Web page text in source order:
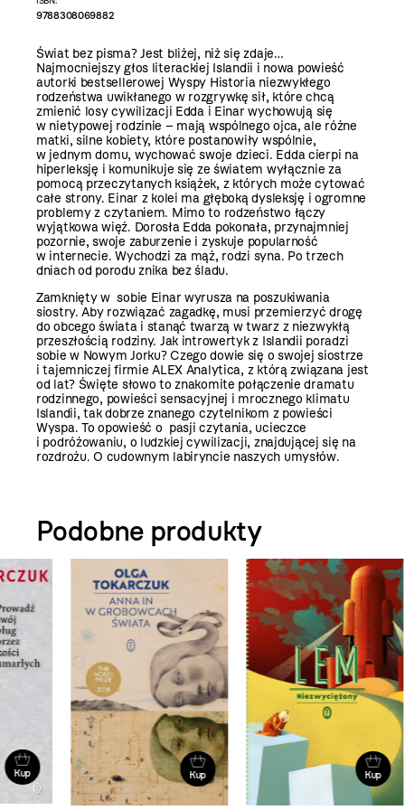
9788308069882
Świat bez pisma? Jest bliżej, niż się zdaje…
Najmocniejszy głos literackiej Islandii i nowa powieść
autorki bestsellerowej Wyspy Historia niezwykłego
rodzeństwa uwikłanego w rozgrywkę sił, które chcą
zmienić losy cywilizacji Edda i Einar wychowują się
w nietypowej rodzinie – mają wspólnego ojca, ale różne
matki, silne kobiety, które postanowiły wspólnie,
w jednym domu, wychować swoje dzieci. Edda cierpi na
hiperleksję i komunikuje się ze światem wyłącznie za
pomocą przeczytanych książek, z których może cytować
całe strony. Einar z kolei ma głęboką dysleksję i ogromne
problemy z czytaniem. Mimo to rodzeństwo łączy
wyjątkowa więź. Dorosła Edda pokonała, przynajmniej
pozornie, swoje zaburzenie i zyskuje popularność
w internecie. Wychodzi za mąż, rodzi syna. Po trzech
dniach od porodu znika bez śladu.
Zamknięty w sobie Einar wyrusza na poszukiwania
siostry. Aby rozwiązać zagadkę, musi przemierzyć drogę
do obcego świata i stanąć twarzą w twarz z niezwykłą
przeszłością rodziny. Jak introwertyk z Islandii poradzi
sobie w Nowym Jorku? Czego dowie się o swojej siostrze
i tajemniczej firmie ALEX Analytica, z którą związana jest
od lat? Święte słowo to znakomite połączenie dramatu
rodzinnego, powieści sensacyjnej i mrocznego klimatu
Islandii, tak dobrze znanego czytelnikom z powieści
Wyspa. To opowieść o pasji czytania, ucieczce
i podróżowaniu, o ludzkiej cywilizacji, znajdującej się na
rozdrożu. O cudownym labiryncie naszych umysłów.
Podobne produkty
Kup
W